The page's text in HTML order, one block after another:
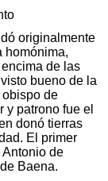
originalmente
homónima,
de las
bueno de la
de
y patrono fue el
donó tierras
El primer
de
Baena.